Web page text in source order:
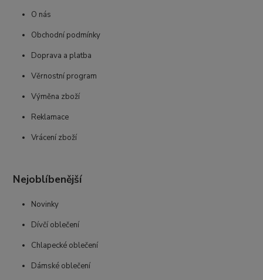
O nás
Obchodní podmínky
Doprava a platba
Věrnostní program
Výměna zboží
Reklamace
Vrácení zboží
Nejoblíbenější
Novinky
Dívčí oblečení
Chlapecké oblečení
Dámské oblečení